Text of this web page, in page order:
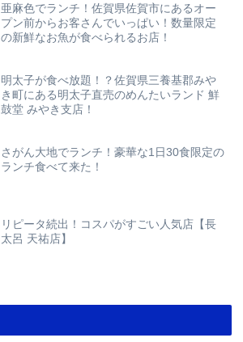
亜麻色でランチ！佐賀県佐賀市にあるオー
プン前からお客さんでいっぱい！数量限定
の新鮮なお魚が食べられるお店！
明太子が食べ放題！？佐賀県三養基郡みや
き町にある明太子直売のめんたいランド 鮮
鼓堂 みやき支店！
さがん大地でランチ！豪華な1日30食限定の
ランチ食べて来た！
リピータ続出！コスパがすごい人気店【長
太呂 天祐店】